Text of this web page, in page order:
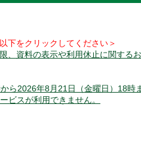
下をクリックしてください＞
、資料の表示や利用休止に関する
ら2026年8月21日（金曜日）18時
ビスが利用できません。